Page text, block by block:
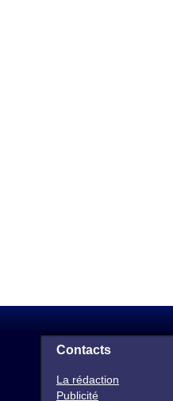
Contacts
La rédaction
Publicité